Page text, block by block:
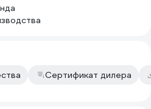
Сертификат дилера